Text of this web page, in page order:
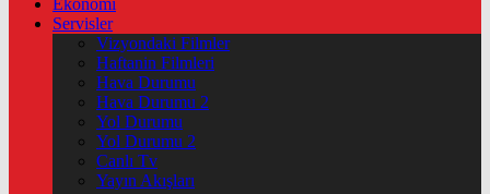
Ekonomi
Servisler
Vizyondaki Filmler
Haftanin Filmleri
Hava Durumu
Hava Durumu 2
Yol Durumu
Yol Durumu 2
Canlı Tv
Yayın Akışları